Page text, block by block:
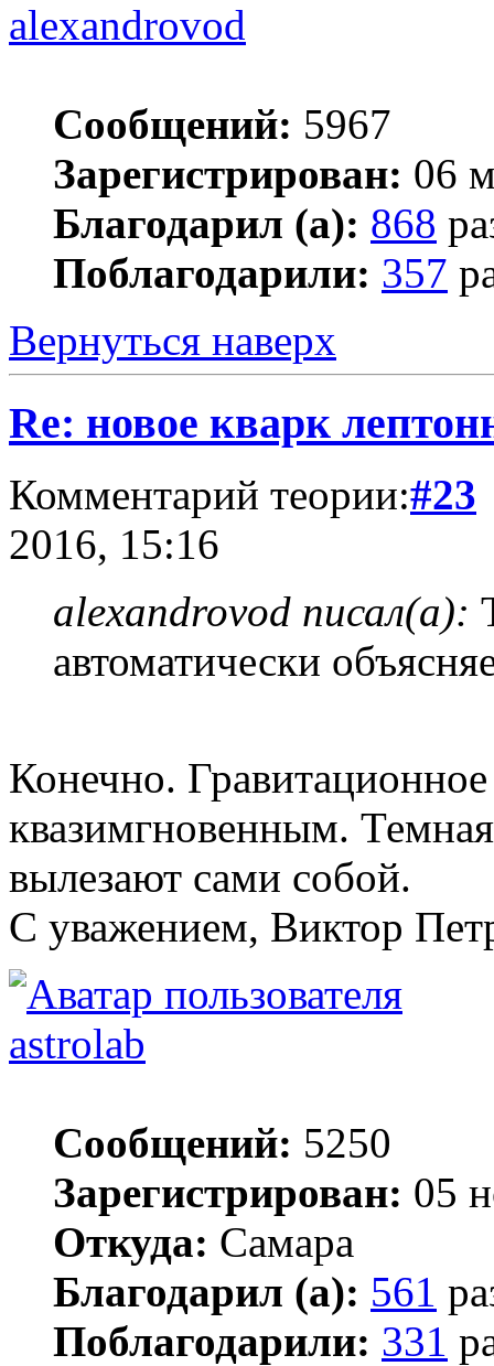
alexandrovod
Сообщений: 5967
Зарегистрирован: 06
Благодарил (а): 868
Поблагодарили: 357
Вернуться наверх
Re: новое кварк
Комментарий теории:#23
2016, 15:16
alexandrovod писал(а):
автоматически
Конечно.
квазимгновенным.
вылезают сами собой.
С уважением, Виктор
astrolab
Сообщений: 5250
Зарегистрирован: 05
Откуда: Самара
Благодарил (а): 561
Поблагодарили: 331